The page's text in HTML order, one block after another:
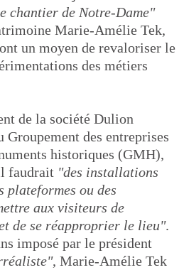
chantier de Notre-Dame"
Marie-Amélie Tek,
un moyen de revaloriser le
des métiers
de la société Dulion
Groupement des entreprises
historiques (GMH),
faudrait "des installations
plateformes ou des
aux visiteurs de
de se réapproprier le lieu".
imposé par le président
, Marie-Amélie Tek